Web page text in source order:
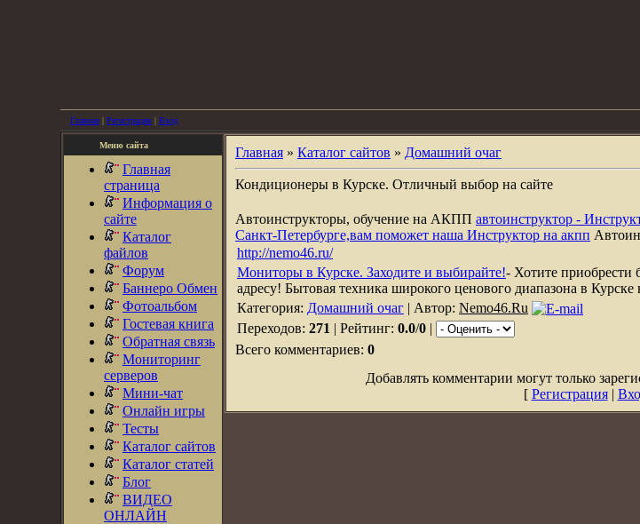
Главная | Регистрация | Вход
Меню сайта
Главная
страница
Информация о
сайте
Каталог
файлов
Форум
Баннеро Обмен
Фотоальбом
Гостевая книга
Обратная связь
Мониторинг
серверов
Мини-чат
Онлайн игры
Тесты
Каталог сайтов
Каталог статей
Блог
ВИДЕО
ОНЛАЙН
Главная » Каталог сайтов » Домашний очаг
Кондиционеры в Курске. Отличный выбор на сайте
Автоинструкторы, обучение на АКПП автоинструктор -
Санкт-Петербурге,вам поможет наша Инструктор на акпп
http://nemo46.ru/
Мониторы в Курске. Заходите и выбирайте!- Хотите приобрести
адресу! Бытовая техника широкого ценового диапазона в Курске
Категория: Домашний очаг | Автор: Nemo46.Ru
Переходов: 271 | Рейтинг: 0.0/0 |
Всего комментариев: 0
Добавлять комментарии могут только
[ Регистрация|